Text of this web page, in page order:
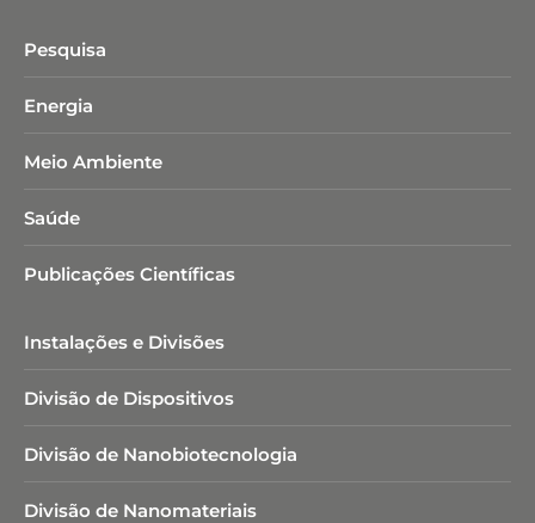
Pesquisa
Energia
Meio Ambiente
Saúde
Publicações Científicas
Instalações e Divisões
Divisão de Dispositivos
Divisão de Nanobiotecnologia​
Divisão de Nanomateriais